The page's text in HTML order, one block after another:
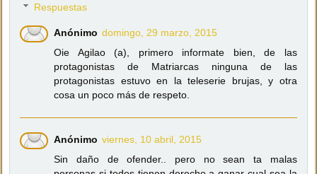
Respuestas
Anónimo domingo, 29 marzo, 2015
Oie Agilao (a), primero informate bien, de las
protagonistas de Matriarcas ninguna de las
protagonistas estuvo en la teleserie brujas, y otra
cosa un poco más de respeto.
Anónimo viernes, 10 abril, 2015
Sin daño de ofender.. pero no sean ta malas